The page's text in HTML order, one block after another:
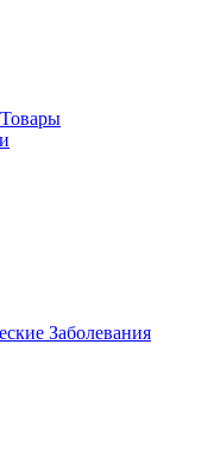
Заболевания